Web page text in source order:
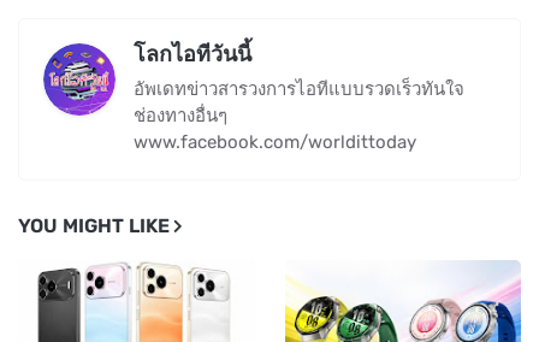
โลกไอทีวันนี้
อัพเดทข่าวสารวงการไอทีแบบรวดเร็วทันใจ
ช่องทางอื่นๆ
www.facebook.com/worldittoday
YOU MIGHT LIKE